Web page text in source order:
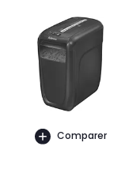
Comparer